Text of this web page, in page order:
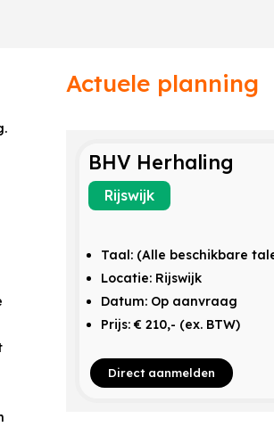
Actuele planning
BHV Herhaling
Rijswijk
Taal: (Alle beschikbare
Locatie: Rijswijk
Datum: Op aanvraag
Prijs: € 210,- (ex. BTW)
Direct aanmelden